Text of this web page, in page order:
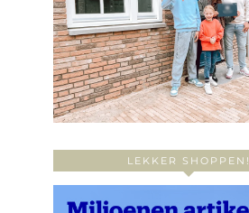
LEKKER SHOPPEN!